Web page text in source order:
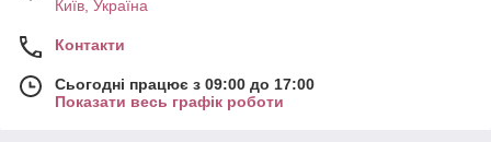
Київ, Україна
Контакти
Сьогодні працює з 09:00 до 17:00
Показати весь графік роботи